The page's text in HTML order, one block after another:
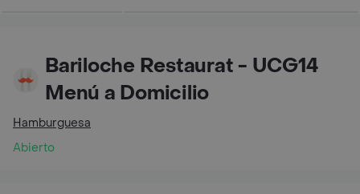
Bariloche Restaurat - UCG14
Menú a Domicilio
Hamburguesa
Abierto